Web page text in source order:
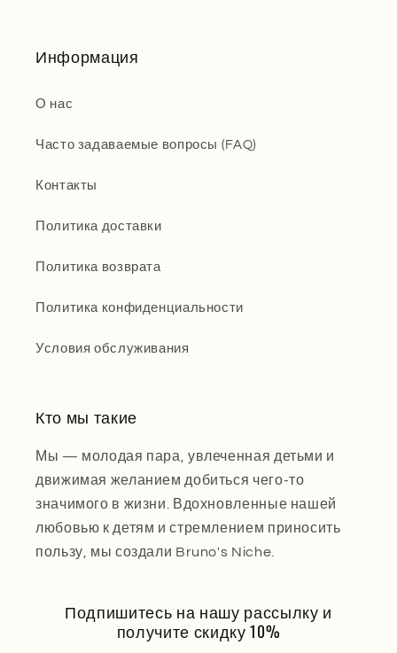
Информация
О нас
Часто задаваемые вопросы (FAQ)
Контакты
Политика доставки
Политика возврата
Политика конфиденциальности
Условия обслуживания
Кто мы такие
Мы — молодая пара, увлеченная детьми и
движимая желанием добиться чего-то
значимого в жизни. Вдохновленные нашей
любовью к детям и стремлением приносить
пользу, мы создали Bruno's Niche.
Подпишитесь на нашу рассылку и
получите скидку 10%